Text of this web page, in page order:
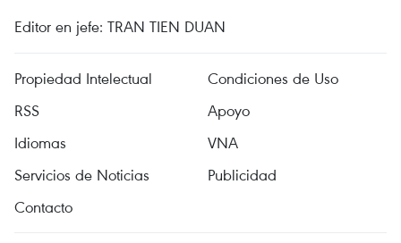
Editor en jefe: TRAN TIEN DUAN
Propiedad Intelectual
Condiciones de Uso
RSS
Apoyo
Idiomas
VNA
Servicios de Noticias
Publicidad
Contacto